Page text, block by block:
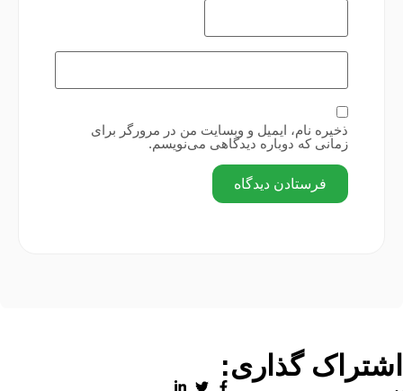
ذخیره نام، ایمیل و وبسایت من در مرورگر برای
زمانی که دوباره دیدگاهی می‌نویسم.
اشتراک گذاری: